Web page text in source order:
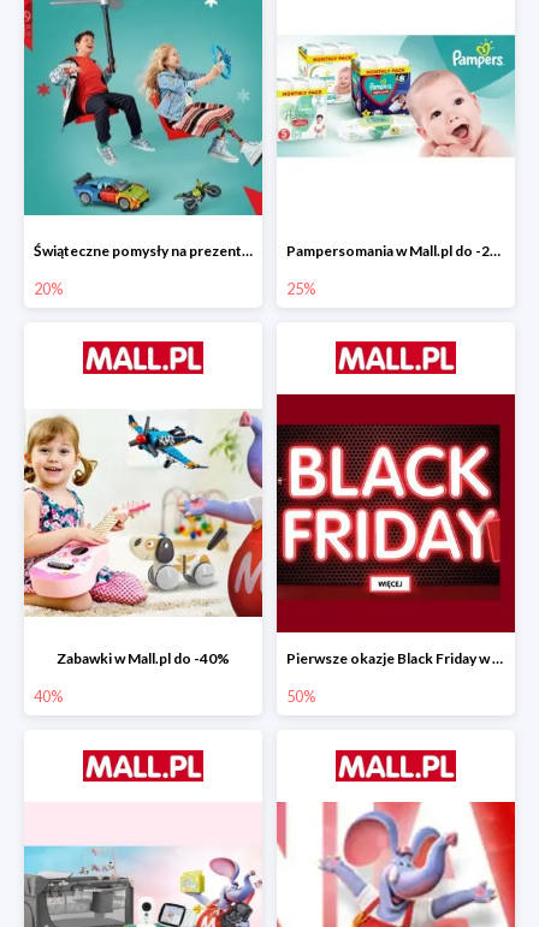
Świąteczne pomysły na prezenty od LEGO w Mall.pl do -20%
20%
Pampersomania w Mall.pl do -25%
25%
Zabawki w Mall.pl do -40%
40%
Pierwsze okazje Black Friday w Mall.pl do -50%
50%